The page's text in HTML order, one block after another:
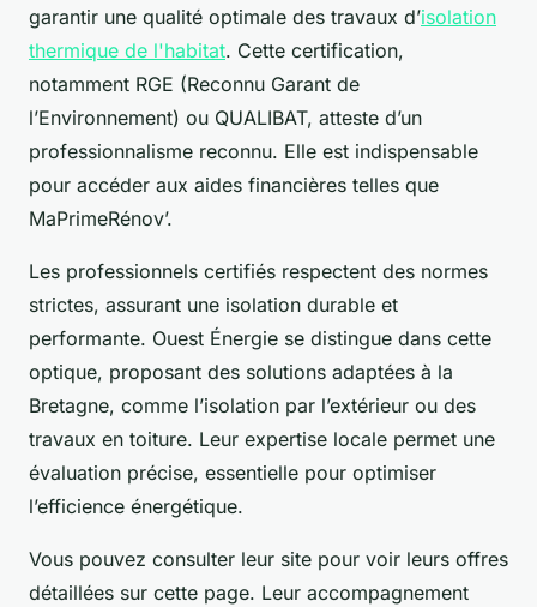
garantir une qualité optimale des travaux d’isolation
thermique de l'habitat. Cette certification,
notamment RGE (Reconnu Garant de
l’Environnement) ou QUALIBAT, atteste d’un
professionnalisme reconnu. Elle est indispensable
pour accéder aux aides financières telles que
MaPrimeRénov’.
Les professionnels certifiés respectent des normes
strictes, assurant une isolation durable et
performante. Ouest Énergie se distingue dans cette
optique, proposant des solutions adaptées à la
Bretagne, comme l’isolation par l’extérieur ou des
travaux en toiture. Leur expertise locale permet une
évaluation précise, essentielle pour optimiser
l’efficience énergétique.
Vous pouvez consulter leur site pour voir leurs offres
détaillées sur cette page. Leur accompagnement